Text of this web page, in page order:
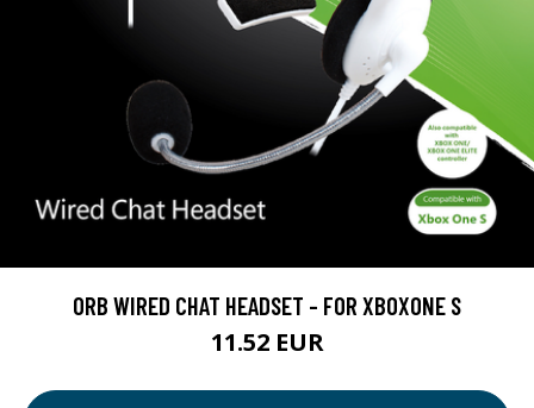
ORB WIRED CHAT HEADSET - FOR XBOXONE S
11.52 EUR